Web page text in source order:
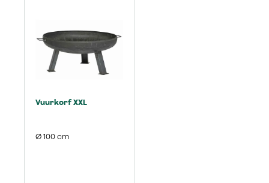
Vuurkorf XXL
Ø 100 cm